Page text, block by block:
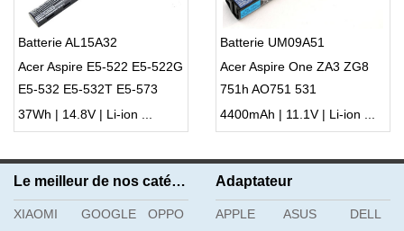
Batterie AL15A32
Acer Aspire E5-522 E5-522G
E5-532 E5-532T E5-573
37Wh | 14.8V | Li-ion ...
Batterie UM09A51
Acer Aspire One ZA3 ZG8
751h AO751 531
4400mAh | 11.1V | Li-ion ...
Le meilleur de nos catégories
XIAOMI GOOGLE
OPPO
Adaptateur
APPLE ASUS
DELL